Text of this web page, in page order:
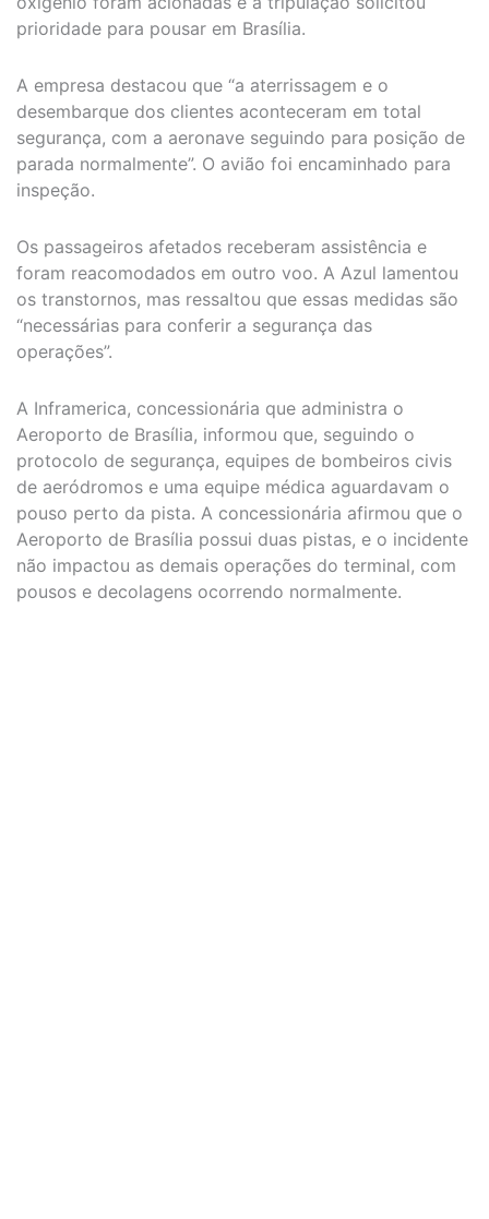
prioridade para pousar em Brasília.
A empresa destacou que “a aterrissagem e o
desembarque dos clientes aconteceram em total
segurança, com a aeronave seguindo para posição de
parada normalmente”. O avião foi encaminhado para
inspeção.
Os passageiros afetados receberam assistência e
foram reacomodados em outro voo. A Azul lamentou
os transtornos, mas ressaltou que essas medidas são
“necessárias para conferir a segurança das
operações”.
A Inframerica, concessionária que administra o
Aeroporto de Brasília, informou que, seguindo o
protocolo de segurança, equipes de bombeiros civis
de aeródromos e uma equipe médica aguardavam o
pouso perto da pista. A concessionária afirmou que o
Aeroporto de Brasília possui duas pistas, e o incidente
não impactou as demais operações do terminal, com
pousos e decolagens ocorrendo normalmente.